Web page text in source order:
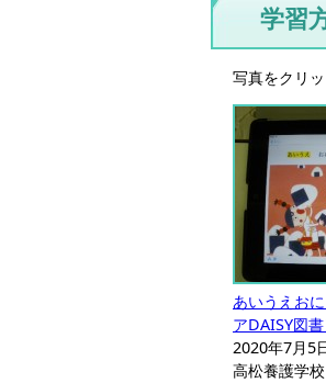
学習
写真をクリ
あいうえお
アDAISY図書
2020年7月5
高松養護学校